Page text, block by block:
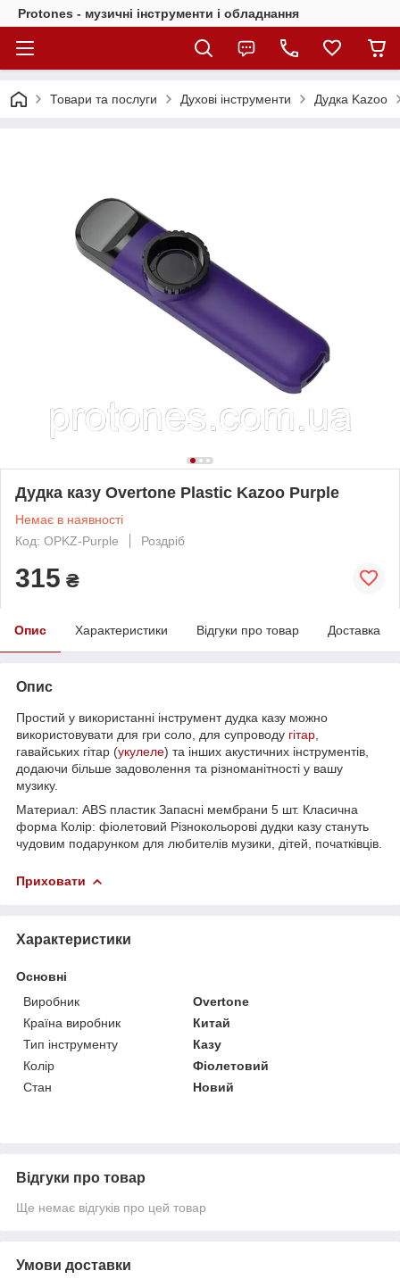
Protones - музичні інструменти і обладнання
Товари та послуги Духові інструменти Дудка Kazoo
Дудка казу Overtone Plastic Kazoo Purple
Немає в наявності
Код: OPKZ-Purple
Роздріб
315 ₴
Опис Характеристики Відгуки про товар Доставка
Опис
Простий у використанні інструмент дудка казу можно
використовувати для гри соло, для супроводу гітар
гавайських гітар (укулеле) та інших акустичних інструментів,
додаючи більше задоволення та різноманітності у вашу
музику.
Материал: ABS пластик Запасні мембрани 5 шт. Класична
форма Колір: фіолетовий Різнокольорові дудки казу стануть
чудовим подарунком для любителів музики, дітей, початківців.
Приховати
Характеристики
Основні
Виробник
Overtone
Країна виробник
Китай
Тип інструменту
Казу
Колір
Фіолетовий
Стан
Новий
Відгуки про товар
Ще немає відгуків про цей товар
Умови доставки